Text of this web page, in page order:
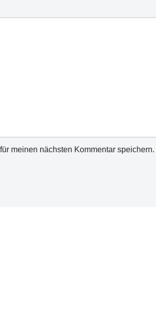
meinen nächsten Kommentar speichern.